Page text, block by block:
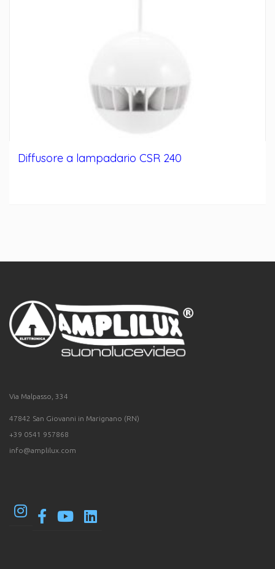
Diffusore a lampadario CSR 240
Via Malpasso, 334
47842 San Giovanni in Marignano (RN)
+39 0541 957868
info@amplilux.com